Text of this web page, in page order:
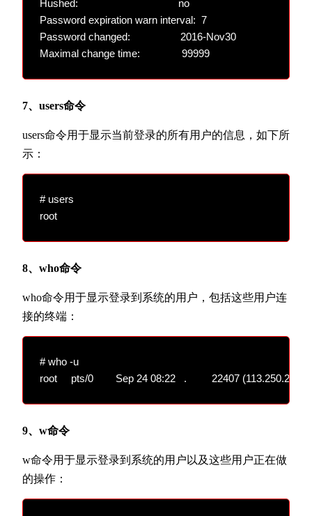
Hushed:                                    no
Password expiration warn interval:  7
Password changed:                  2016-Nov30
Maximal change time:               99999
7、users命令
users命令用于显示当前登录的所有用户的信息，如下所
示：
# users
root
8、who命令
who命令用于显示登录到系统的用户，包括这些用户连
接的终端：
# who -u
9、w命令
w命令用于显示登录到系统的用户以及这些用户正在做
的操作：